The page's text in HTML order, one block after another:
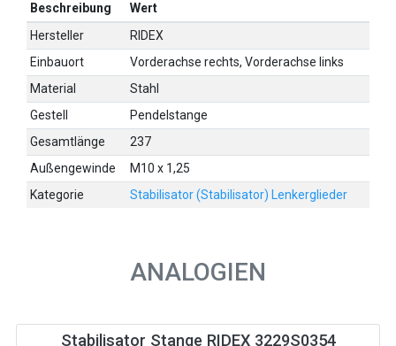
Beschreibung
Wert
Hersteller
RIDEX
Einbauort
Vorderachse rechts, Vorderachse links
Material
Stahl
Gestell
Pendelstange
Gesamtlänge
237
Außengewinde
M10 x 1,25
Kategorie
Stabilisator (Stabilisator) Lenkerglieder
ANALOGIEN
Stabilisator Stange RIDEX 3229S0354